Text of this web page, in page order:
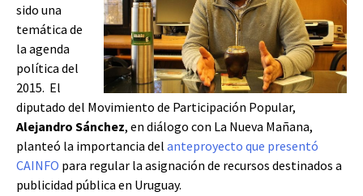
sido una
temática de
la agenda
política del
2015. El
diputado del Movimiento de Participación Popular,
Alejandro Sánchez, en diálogo con La Nueva Mañana,
planteó la importancia del anteproyecto que presentó
CAINFO para regular la asignación de recursos destinados a
publicidad pública en Uruguay.